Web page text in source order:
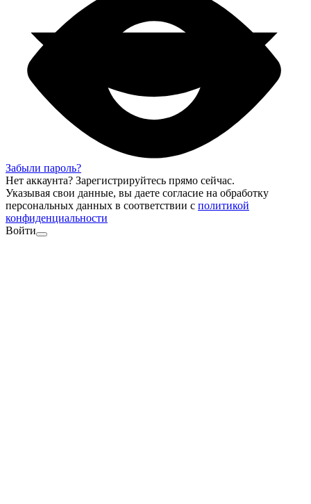
Забыли пароль?
Нет аккаунта? Зарегистрируйтесь прямо сейчас.
Указывая свои данные, вы даете согласие на обработку
персональных данных в соответствии с политикой
конфиденциальности
Войти